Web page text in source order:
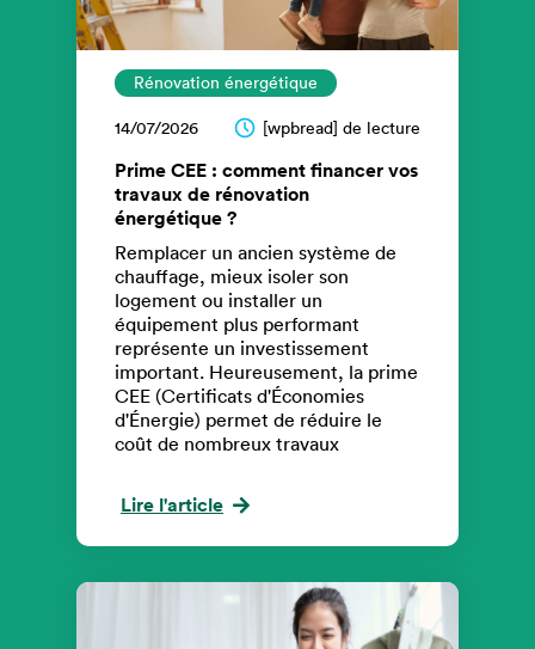
Rénovation énergétique
14/07/2026 [wpbread] de lecture
Prime CEE : comment financer vos
travaux de rénovation
énergétique ?
Remplacer un ancien système de
chauffage, mieux isoler son
logement ou installer un
équipement plus performant
représente un investissement
important. Heureusement, la prime
CEE (Certificats d'Économies
d'Énergie) permet de réduire le
coût de nombreux travaux
Lire l'article